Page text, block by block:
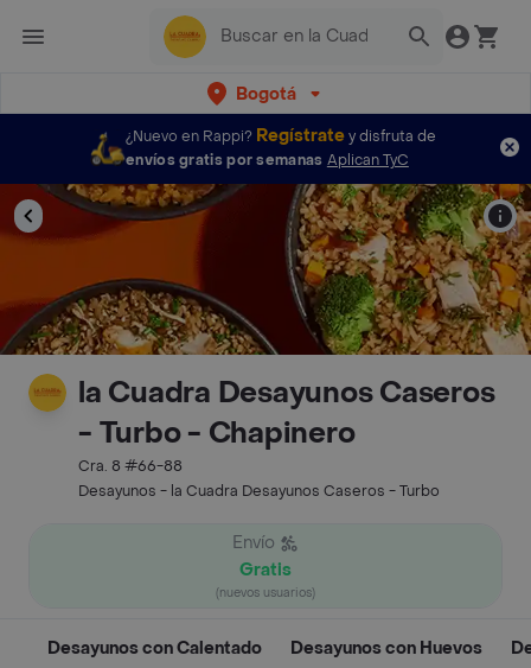
Bogotá
¿Nuevo en Rappi? Regístratey disfruta de
envíos gratis por semanas Aplican TyC
la Cuadra Desayunos Caseros
- Turbo - Chapinero
Cra. 8 #66-88
Desayunos - la Cuadra Desayunos Caseros - Turbo
Envío
Gratis
(nuevos usuarios)
Desayunos con Calentado Desayunos con Huevos